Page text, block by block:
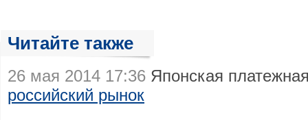
Читайте также
26 мая 2014 17:36 Японская
российский рынок